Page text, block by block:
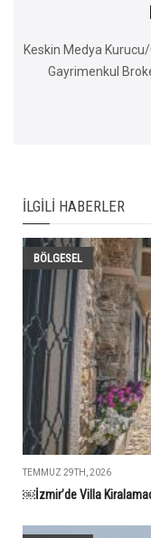
Keskin Medya
Gayrimenkul
İLGILI HABERLER
BÖLGESEL
TEMMUZ 29TH, 2026
￼İzmir’de Villa